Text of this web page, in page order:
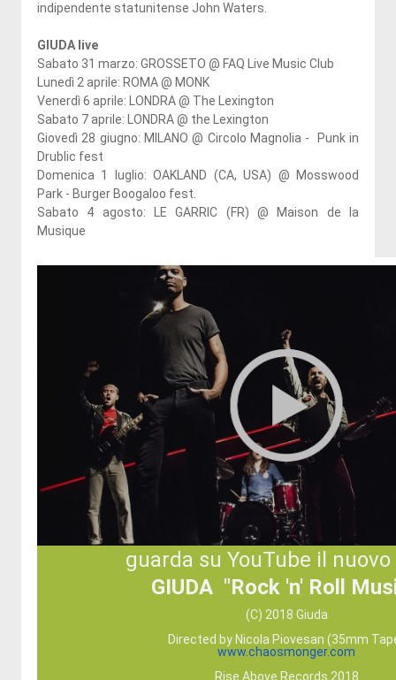
indipendente statunitense John Waters.
GIUDA live
Sabato 31 marzo: GROSSETO @ FAQ Live Music Club
Lunedì 2 aprile: ROMA @ MONK
Venerdì 6 aprile: LONDRA @ The Lexington
Sabato 7 aprile: LONDRA @ the Lexington
Giovedì 28 giugno: MILANO @ Circolo Magnolia - Punk in
Drublic fest
Domenica 1 luglio: OAKLAND (CA, USA) @ Mosswood
Park - Burger Boogaloo fest.
Sabato 4 agosto: LE GARRIC (FR) @ Maison de la
Musique
guarda su YouTube il
GIUDA "Rock 'n' Roll
(C) 2018 Giuda
Directed by Nicola Piovesan (35mm
www.chaosmonger.com
Rise Above Records 2018